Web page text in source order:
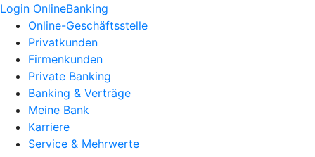
Login OnlineBanking
Online-Geschäftsstelle
Privatkunden
Firmenkunden
Private Banking
Banking & Verträge
Meine Bank
Karriere
Service & Mehrwerte